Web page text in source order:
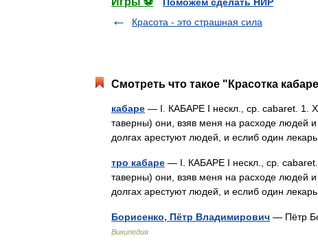
Красота - это страшная сила
Смотреть что такое "Красотка
кабаре — I. КАБАРЕ I нескл., ср. cabaret. 1.
таверны) они, взяв меня на расходе людей и
долгах арестуют людей, и еслиб один
тро кабаре — I. КАБАРЕ I нескл., ср. cabaret.
таверны) они, взяв меня на расходе людей и
долгах арестуют людей, и еслиб один
Борисенко, Пётр Владимирович — Пётр
Википедия